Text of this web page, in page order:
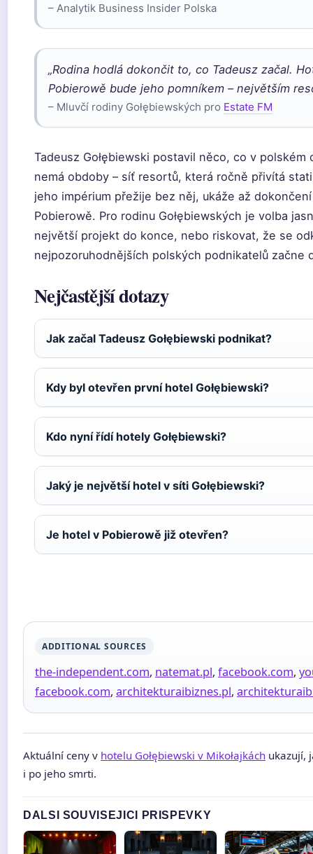
– Analytik Business Insider Polska
„Rodina hodlá dokončit to, co Tadeusz začal.
Pobierowě bude jeho pomníkem – největším
– Mluvčí rodiny Gołębiewských pro Estate FM
Tadeusz Gołębiewski postavil něco, co v polském
nemá obdoby – síť resortů, která ročně přivítá
jeho impérium přežije bez něj, ukáže až
Pobierowě. Pro rodinu Gołębiewských je volba
největší projekt do konce, nebo riskovat, že se
nejpozoruhodnějších polských podnikatelů začne
Nejčastější dotazy
Jak začal Tadeusz Gołębiewski podnikat?
Kdy byl otevřen první hotel Gołębiewski?
Kdo nyní řídí hotely Gołębiewski?
Jaký je největší hotel v síti Gołębiewski?
Je hotel v Pobierowě již otevřen?
ADDITIONAL SOURCES
the-independent.com, natemat.pl, facebook.com,
facebook.com, architekturaibiznes.pl,
Aktuální ceny v hotelu Gołębiewski v Mikołajkách ukazují,
i po jeho smrti.
DALSI SOUVISEJICI PRISPEVKY